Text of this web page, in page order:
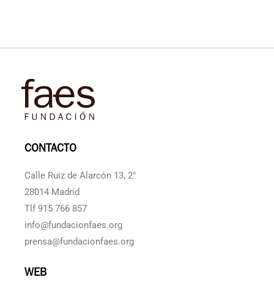
CONTACTO
Calle Ruiz de Alarcón 13, 2°
28014 Madrid
Tlf 915 766 857
info@fundacionfaes.org
prensa@fundacionfaes.org
WEB